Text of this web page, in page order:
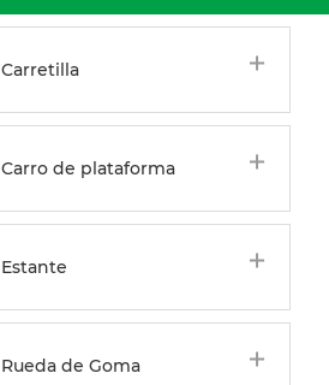
PRODUCTO
Carretilla
Carro de plataforma
Estante
Rueda de Goma